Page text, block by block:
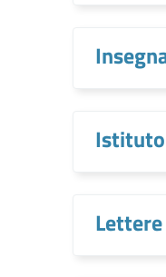
Istituto
Lettere